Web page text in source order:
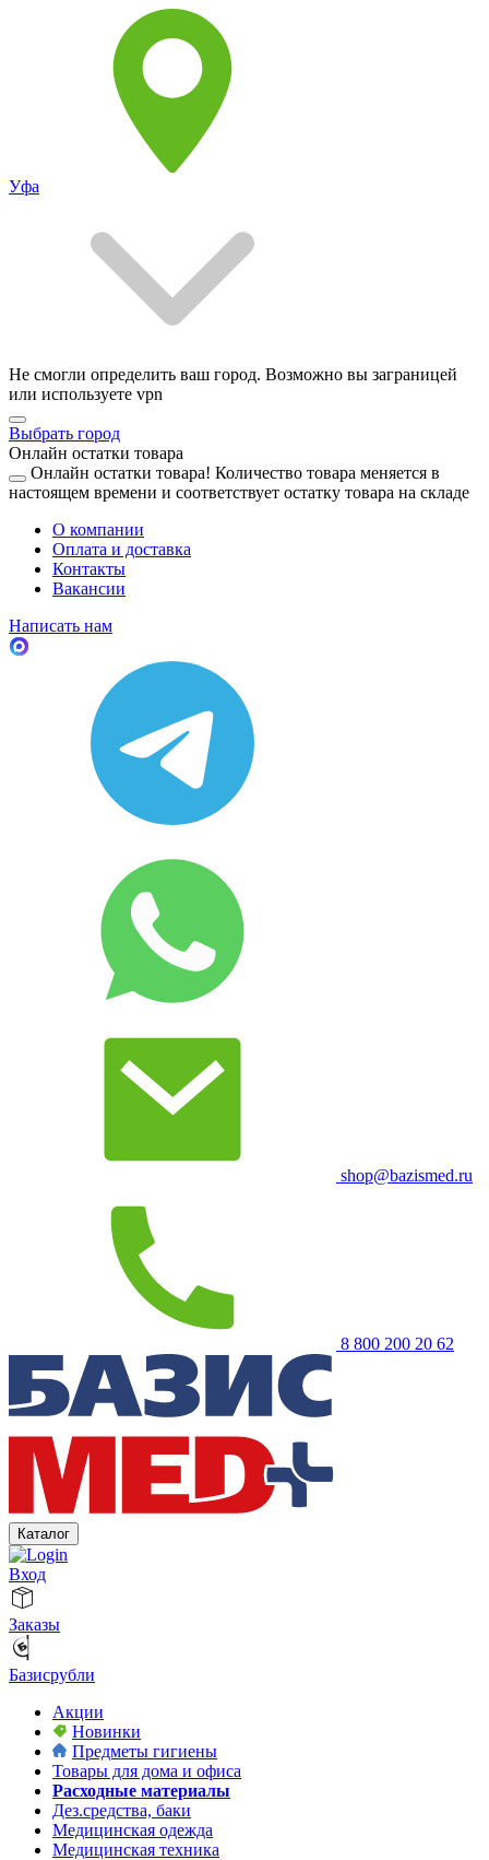
Уфа
Не смогли определить ваш город. Возможно вы заграницей
или используете vpn
Выбрать город
Онлайн остатки товара
Онлайн остатки товара! Количество товара меняется в
настоящем времени и соответствует остатку товара на складе
О компании
Оплата и доставка
Контакты
Вакансии
Написать нам
shop@bazismed.ru
8 800 200 20 62
Каталог
Вход
Заказы
Базисрубли
Акции
Новинки
Предметы гигиены
Товары для дома и офиса
Расходные материалы
Дез.средства, баки
Медицинская одежда
Медицинская техника